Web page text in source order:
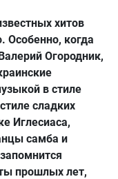
хитов
Особенно, когда
Огородник,
в стиле
сладких
Иглесиаса,
самба и
прошлых лет,